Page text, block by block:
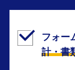
フォー
計・書